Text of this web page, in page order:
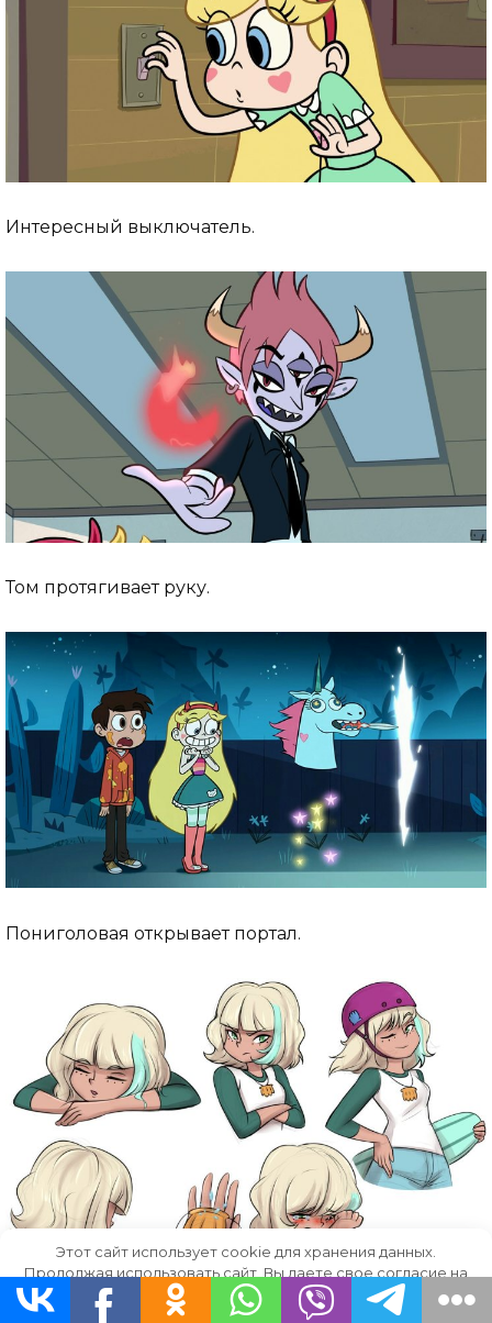
Интересный выключатель.
Том протягивает руку.
Пониголовая открывает портал.
Этот сайт использует cookie для хранения данных.
Продолжая использовать сайт, Вы даете свое согласие на
работу с этими файлами.
OK